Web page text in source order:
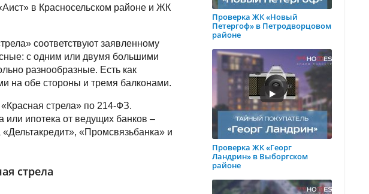
в Красносельском районе и ЖК
соответствуют заявленному
с одним или двумя большими
разнообразные. Есть как
на обе стороны и тремя балконами.
стрела» по 214-ФЗ.
или ипотека от ведущих банков –
«Промсвязьбанка» и
стрела
Проверка ЖК «Новый
Петергоф» в Петродворцовом
районе
Проверка ЖК «Георг
Ландрин» в Выборгском
районе